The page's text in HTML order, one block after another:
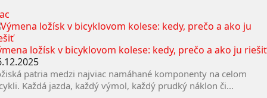
ložísk v bicyklovom kolese: kedy, prečo a ako ju riešiť
patria medzi najviac namáhané komponenty na celom
Každá jazda, každý výmol, každý prudký náklon či...